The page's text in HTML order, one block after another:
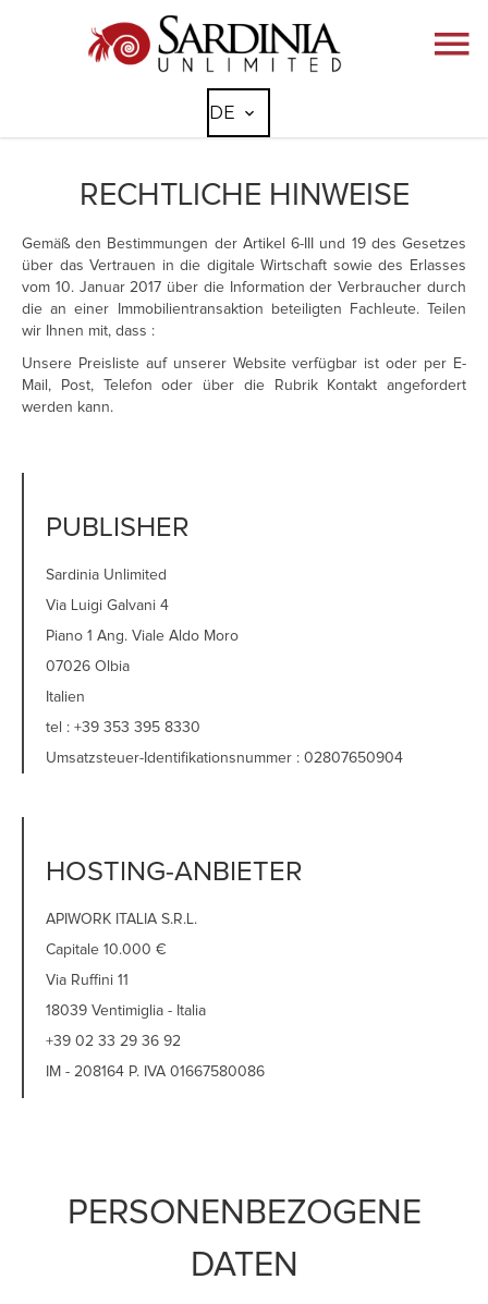
DE
RECHTLICHE HINWEISE
Gemäß den Bestimmungen der Artikel 6-III und 19 des Gesetzes
über das Vertrauen in die digitale Wirtschaft sowie des Erlasses
vom 10. Januar 2017 über die Information der Verbraucher durch
die an einer Immobilientransaktion beteiligten Fachleute. Teilen
wir Ihnen mit, dass :
Unsere Preisliste auf unserer Website verfügbar ist oder per E-
Mail, Post, Telefon oder über die Rubrik Kontakt angefordert
werden kann.
PUBLISHER
Sardinia Unlimited
Via Luigi Galvani 4
Piano 1 Ang. Viale Aldo Moro
07026 Olbia
Italien
tel : +39 353 395 8330
Umsatzsteuer-Identifikationsnummer : 02807650904
HOSTING-ANBIETER
APIWORK ITALIA S.R.L.
Capitale 10.000 €
Via Ruffini 11
18039 Ventimiglia - Italia
+39 02 33 29 36 92
IM - 208164 P. IVA 01667580086
PERSONENBEZOGENE
DATEN